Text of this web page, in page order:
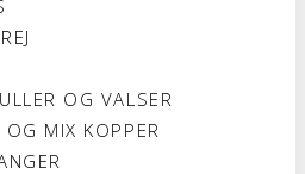
OG VALSER
OG MIX KOPPER